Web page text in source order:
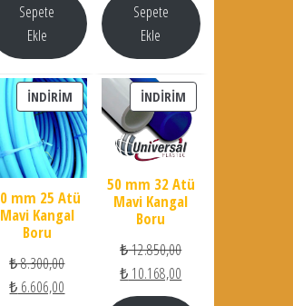
Sepete
Ekle
Sepete
Ekle
ÜRÜN
₺ 9.300,00.
fiyat: ₺ 8.655,00.
İNDIRIMİNDIRIMDEKI ÜRÜN
mm 25 Atü
Mavi Kangal
Boru
₺8.300,00Orijinal fiyat: ₺ 8.300,00.
₺ 6.606,00 Şu andaki fiyat: ₺ 6.606,00.
İNDIRIM
50 mm 32 Atü
Mavi Kangal
Boru
₺12.850,00Orijinal fiyat: ₺
₺ 10.168,00